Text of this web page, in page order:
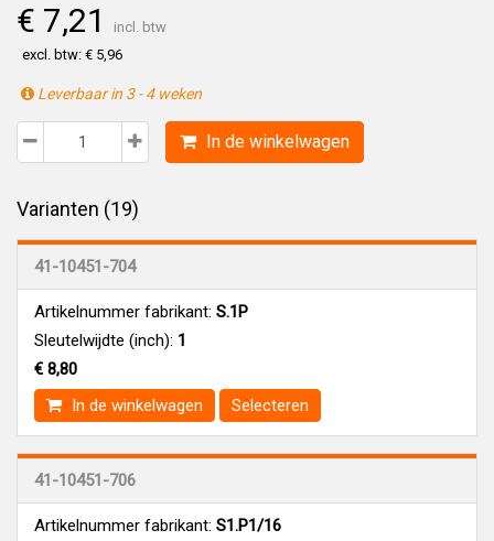
€ 7,21
incl. btw
excl. btw: € 5,96
Leverbaar in 3 - 4 weken
In de winkelwagen
Varianten (19)
41-10451-704
Artikelnummer fabrikant: S.1P
Sleutelwijdte (inch): 1
€ 8,80
In de winkelwagen
Selecteren
41-10451-706
Artikelnummer fabrikant: S1.P1/16